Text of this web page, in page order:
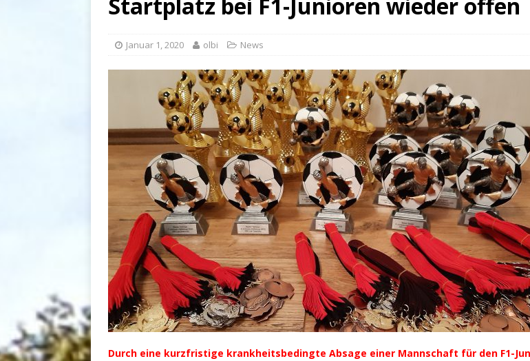
Startplatz bei F1-Junioren wieder offen
Januar 1, 2020 olbi News
Durch eine kurzfristige krankheitsbedingte Absage einer Mannschaft für den F1-